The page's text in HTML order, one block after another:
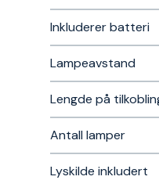
Inkluderer batteri
Lampeavstand
Lengde på
Antall lamper
Lyskilde inkludert